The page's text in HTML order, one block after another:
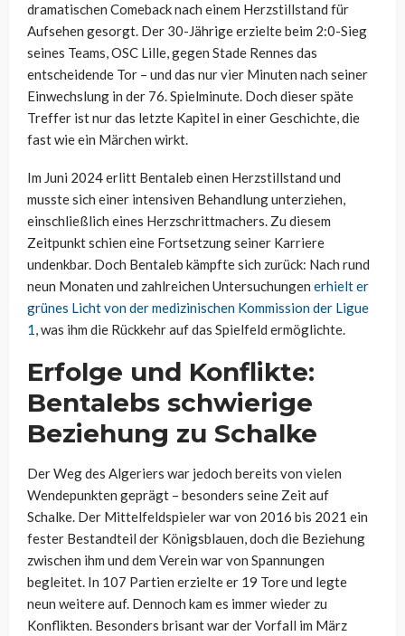
dramatischen Comeback nach einem Herzstillstand für
Aufsehen gesorgt. Der 30-Jährige erzielte beim 2:0-Sieg
seines Teams, OSC Lille, gegen Stade Rennes das
entscheidende Tor – und das nur vier Minuten nach seiner
Einwechslung in der 76. Spielminute. Doch dieser späte
Treffer ist nur das letzte Kapitel in einer Geschichte, die
fast wie ein Märchen wirkt.
Im Juni 2024 erlitt Bentaleb einen Herzstillstand und
musste sich einer intensiven Behandlung unterziehen,
einschließlich eines Herzschrittmachers. Zu diesem
Zeitpunkt schien eine Fortsetzung seiner Karriere
undenkbar. Doch Bentaleb kämpfte sich zurück: Nach rund
neun Monaten und zahlreichen Untersuchungen erhielt er
grünes Licht von der medizinischen Kommission der Ligue
1, was ihm die Rückkehr auf das Spielfeld ermöglichte.
Erfolge und Konflikte:
Bentalebs schwierige
Beziehung zu Schalke
Der Weg des Algeriers war jedoch bereits von vielen
Wendepunkten geprägt – besonders seine Zeit auf
Schalke. Der Mittelfeldspieler war von 2016 bis 2021 ein
fester Bestandteil der Königsblauen, doch die Beziehung
zwischen ihm und dem Verein war von Spannungen
begleitet. In 107 Partien erzielte er 19 Tore und legte
neun weitere auf. Dennoch kam es immer wieder zu
Konflikten. Besonders brisant war der Vorfall im März